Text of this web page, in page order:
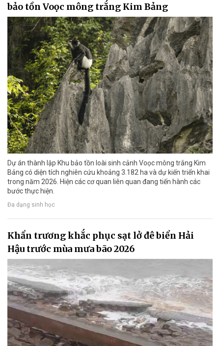
bảo tồn Voọc mông trắng Kim Bảng
Dự án thành lập Khu bảo tồn loài sinh cảnh Voọc mông trắng Kim
Bảng có diện tích nghiên cứu khoảng 3.182 ha và dự kiến triển khai
trong năm 2026. Hiện các cơ quan liên quan đang tiến hành các
bước thực hiện.
Đa dạng sinh học
Khẩn trương khắc phục sạt lở đê biển Hải
Hậu trước mùa mưa bão 2026